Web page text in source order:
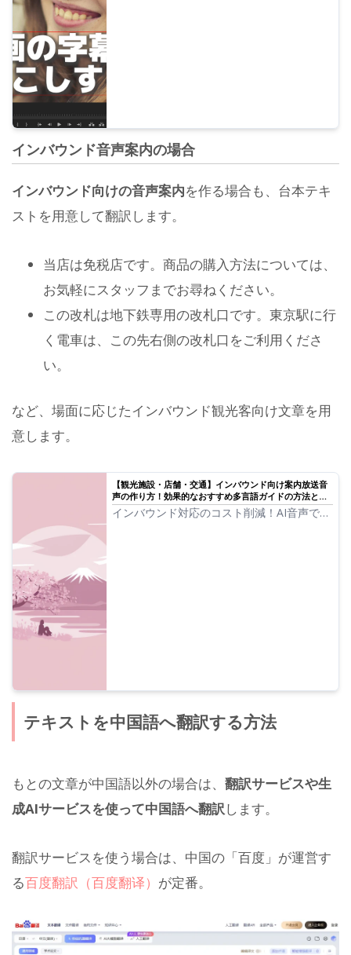
インバウンド音声案内の場合
インバウンド向けの音声案内を作る場合も、台本テキ
ストを用意して翻訳します。
当店は免税店です。商品の購入方法については、
お気軽にスタッフまでお尋ねください。
この改札は地下鉄専用の改札口です。東京駅に行
く電車は、この先右側の改札口をご利用くださ
い。
など、場面に応じたインバウンド観光客向け文章を用
意します。
【観光施設・店舗・交通】インバウンド向け案内放送音
声の作り方！効果的なおすすめ多言語ガイドの方法と
は？
インバウンド対応のコスト削減！AI音声で多
テキストを中国語へ翻訳する方法
もとの文章が中国語以外の場合は、 翻訳サービスや生
成AIサービスを使って中国語へ翻訳します。
翻訳サービスを使う場合は、中国の「百度」が運営す
る百度翻訳（百度翻译） が定番。